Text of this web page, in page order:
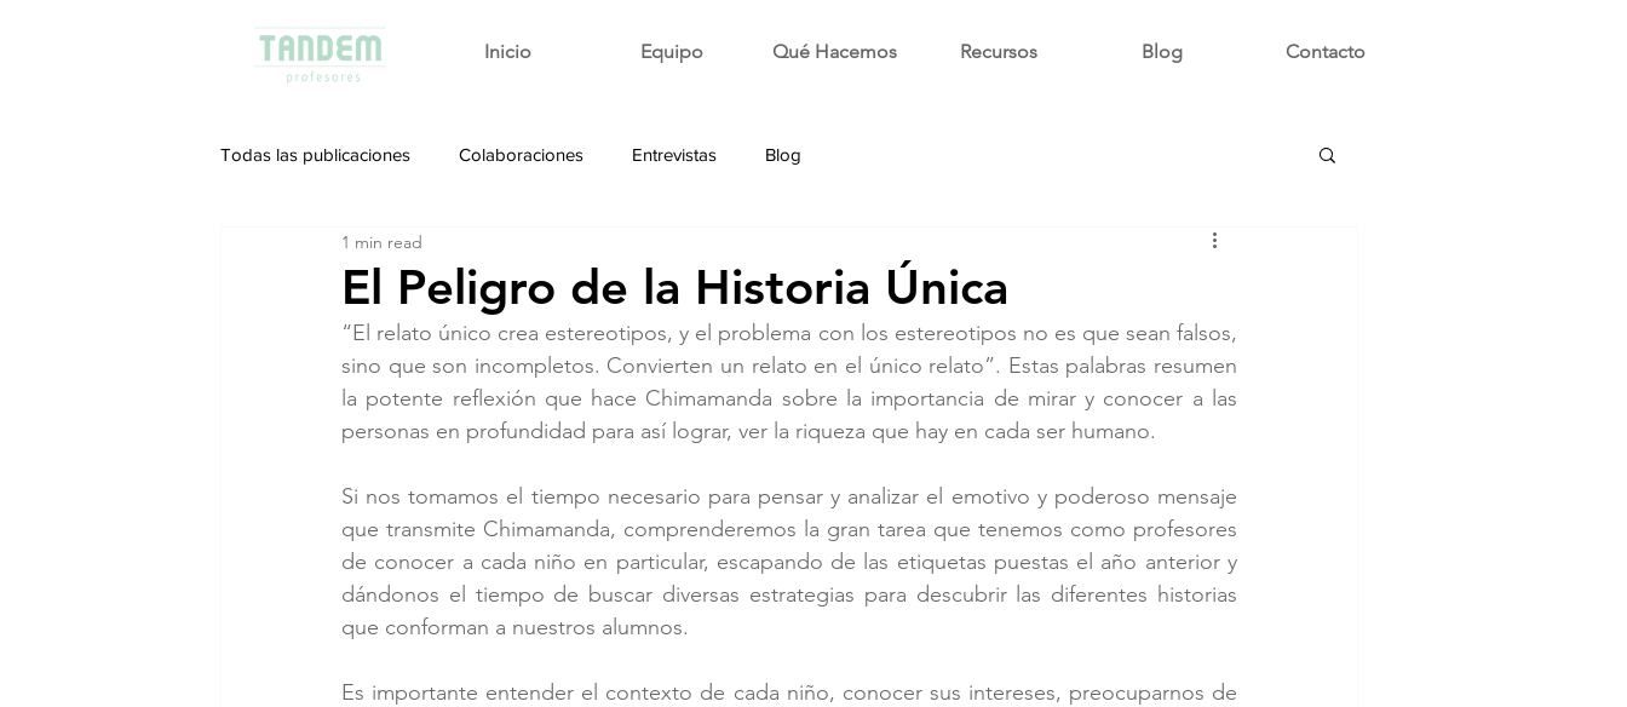
Inicio Equipo Qué Hacemos Recursos Blog Contacto
Todas las publicaciones Colaboraciones Entrevistas Blog
El Peligro de la Historia Única
1 min read
“El relato único crea estereotipos, y el problema con los estereotipos no es que sean falsos,
sino que son incompletos. Convierten un relato en el único relato”. Estas palabras resumen
la potente reflexión que hace Chimamanda sobre la importancia de mirar y conocer a las
personas en profundidad para así lograr, ver la riqueza que hay en cada ser humano.
Si nos tomamos el tiempo necesario para pensar y analizar el emotivo y poderoso mensaje
que transmite Chimamanda, comprenderemos la gran tarea que tenemos como profesores
de conocer a cada niño en particular, escapando de las etiquetas puestas el año anterior y
dándonos el tiempo de buscar diversas estrategias para descubrir las diferentes historias
que conforman a nuestros alumnos.
Es importante entender el contexto de cada niño, conocer sus intereses, preocuparnos de